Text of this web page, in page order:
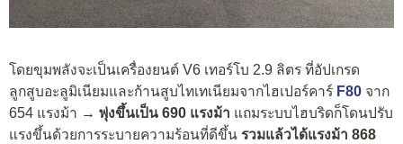
โดยขุมพลังจะเป็นเครื่องยนต์ V6 เทอร์โบ 2.9 ลิตร ที่อัปเกรด
ลูกสูบอะลูมิเนียมและก้านสูบไทเทเนียมจากไฮเปอร์คาร์ F80 จาก
654 แรงม้า → พุ่งขึ้นเป็น 690 แรงม้า แถมระบบไฮบริดก็โดนปรับ
แรงขึ้นด้วยการระบายความร้อนที่ดีขึ้น รวมแล้วได้แรงม้า 868